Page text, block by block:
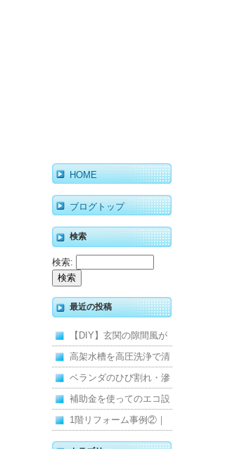
HOME
ブログトップ
検索
検索:
最近の投稿
【DIY】玄関の隙間風が
寒くて断熱ドアに交換し
ました
高架水槽を高圧洗浄で清
掃！衛生的な給水環境を
維持｜施工事例
ベランダのひび割れ・滲
みを解消！賃貸マンショ
ン防水工事
補助金を使ってのエコ設
備住宅リフォーム
1階リフォーム事例②｜
キッチン・床・収納を一